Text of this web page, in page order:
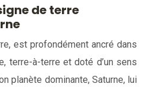
de terre
est profondément ancré dans
terre-à-terre et doté d’un sens
planète dominante, Saturne, lui